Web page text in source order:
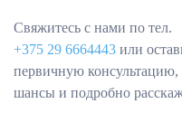
Свяжитесь с нами по тел.
+375 29 6664443 или
первичную
шансы и подробно